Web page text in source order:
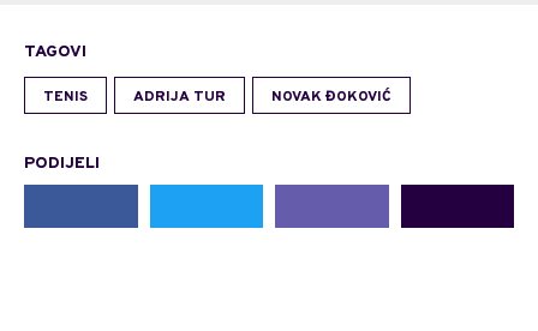
TAGOVI
TENIS ADRIJA TUR NOVAK ĐOKOVIĆ
PODIJELI